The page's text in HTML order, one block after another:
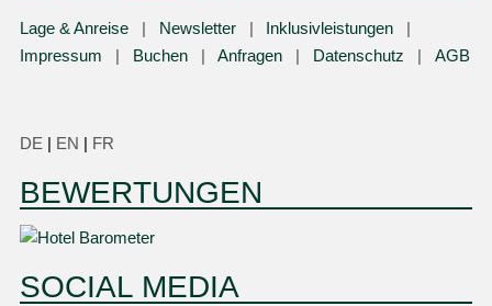
Lage & Anreise Newsletter
Inklusivleistungen
Impressum
Buchen Anfragen Datenschutz AGB
DE EN FR
BEWERTUNGEN
SOCIAL MEDIA